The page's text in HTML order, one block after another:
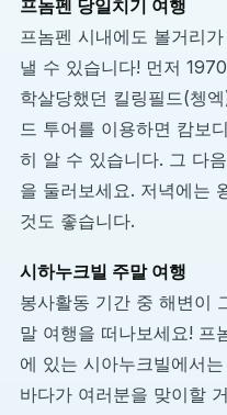
프놈펜 당일치기 여행
프놈펜 시내에도 볼거리
낼 수 있습니다! 먼저
학살당했던 킬링필드(쳉
드 투어를 이용하면 캄보
히 알 수 있습니다. 그 다
을 둘러보세요. 저녁에는
것도 좋습니다.
시하누크빌 주말 여행
봉사활동 기간 중 해변이
말 여행을 떠나보세요! 프
에 있는 시아누크빌에서
바다가 여러분을 맞이할